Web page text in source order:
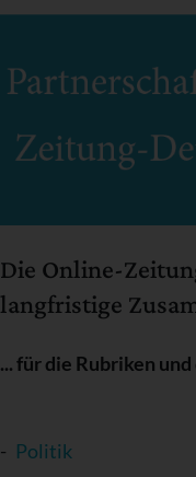
Die Online-
langfristige
... für die Rubriken
- Politik